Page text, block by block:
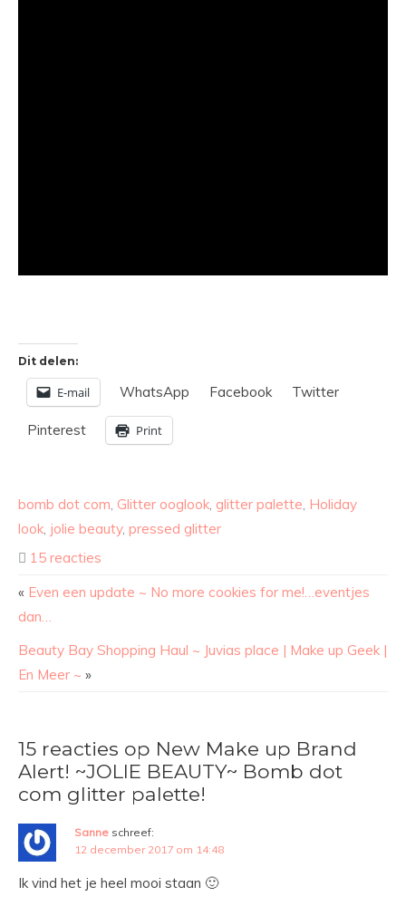
Dit delen:
E-mail WhatsApp Facebook Twitter
Pinterest Print
bomb dot com Glitter ooglook glitter palette Holiday
look jolie beauty, pressed glitter
15 reacties
« Even een update ~ No more cookies for me!…eventjes
dan…
Beauty Bay Shopping Haul ~ Juvias place | Make up Geek |
En Meer ~ »
15 reacties op New Make up Brand
Alert! ~JOLIE BEAUTY~ Bomb dot
com glitter palette!
Sanne schreef:
12 december 2017 om 14:48
Ik vind het je heel mooi staan 🙂